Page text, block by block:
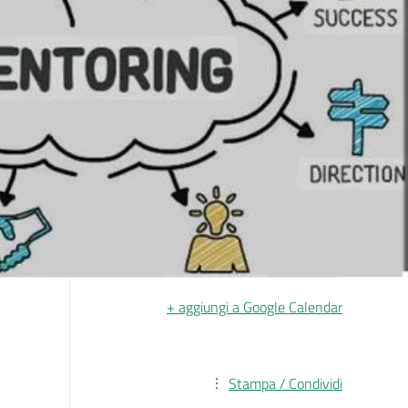
+ aggiungi a Google Calendar
Stampa / Condividi